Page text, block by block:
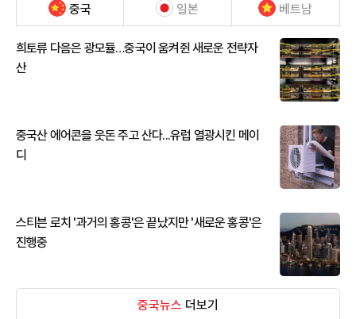
중국 일본 베트남
희토류 다음은 광모듈…중국이 움켜쥔 새로운 전략자
산
중국산 에어콘을 웃돈 주고 산다...유럽 열광시킨 메이
디
스티븐 로치 '과거의 홍콩'은 끝났지만 '새로운 홍콩'은
진행중
중국뉴스 더보기